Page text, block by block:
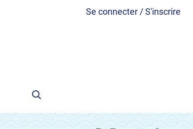
Se connecter / S'inscrire